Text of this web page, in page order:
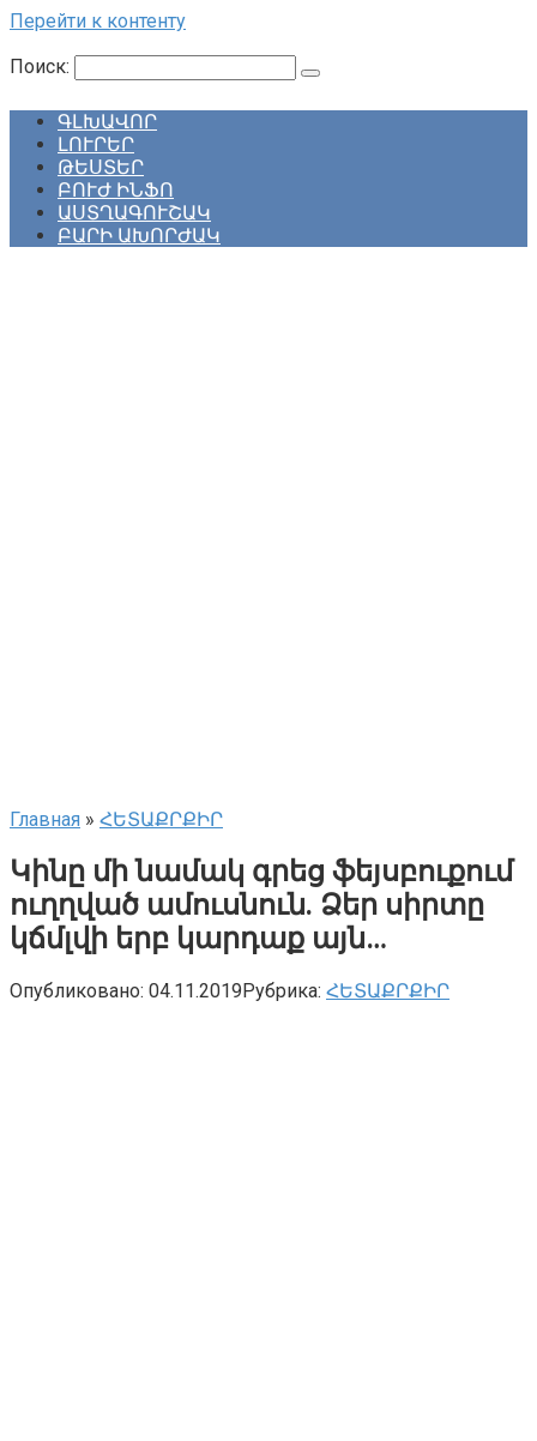
Перейти к контенту
Поиск:
ԳԼԽԱՎՈՐ
ԼՈՒՐԵՐ
ԹԵՍՏԵՐ
ԲՈՒԺ ԻՆՖՈ
ԱՍՏՂԱԳՈՒՇԱԿ
ԲԱՐԻ ԱԽՈՐԺԱԿ
Главная » ՀԵՏԱՔՐՔԻՐ
Կինը մի նամակ գրեց ֆեյսբուքում
ուղղված ամուսնուն. Ձեր սիրտը
կճմլվի երբ կարդաք այն…
Опубликовано: 04.11.2019Рубрика: ՀԵՏԱՔՐՔԻՐ